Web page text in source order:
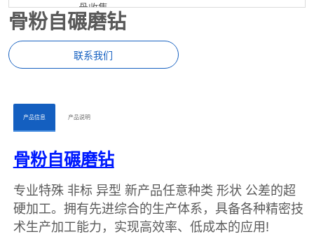
骨粉自碾磨钻
联系我们
ㅤㅤ产品信息ㅤㅤ ㅤㅤ产品说明ㅤㅤ